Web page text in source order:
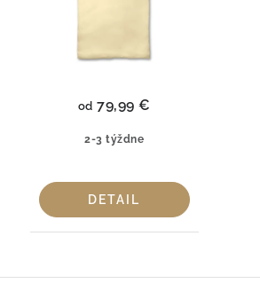
2-3 týždne
od 79,99 €
DETAIL